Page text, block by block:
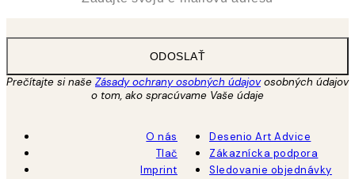
ODOSLAŤ
Prečítajte si naše Zásady ochrany osobných údajovosobných údajov
o tom, ako spracúvame Vaše údaje
O nás
Tlač
Imprint
Desenio Art Advice
Zákaznícka podpora
Sledovanie objednávky